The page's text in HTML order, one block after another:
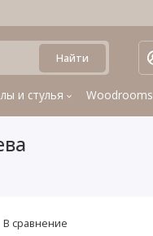
Найти
и стулья Woodrooms
В сравнение